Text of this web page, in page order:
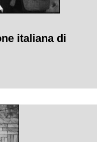
italiana di